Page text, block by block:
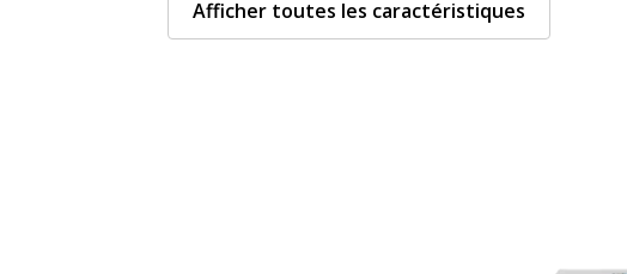
Afficher toutes les caractéristiques